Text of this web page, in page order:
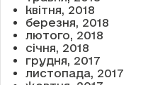
квітня, 2018
березня, 2018
лютого, 2018
січня, 2018
грудня, 2017
листопада, 2017